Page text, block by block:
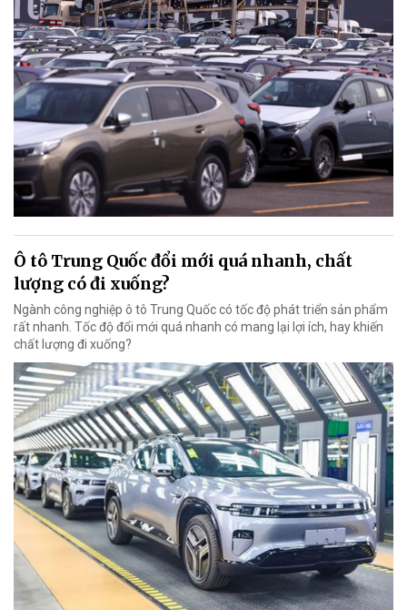
Ô tô Trung Quốc đổi mới quá nhanh, chất
lượng có đi xuống?
Ngành công nghiệp ô tô Trung Quốc có tốc độ phát triển sản phẩm
rất nhanh. Tốc độ đổi mới quá nhanh có mang lại lợi ích, hay khiến
chất lượng đi xuống?